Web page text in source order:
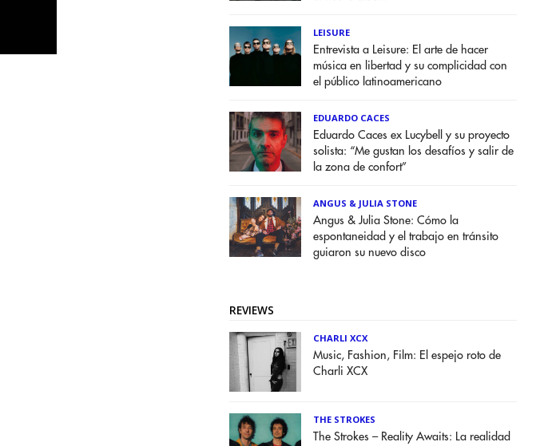
LEISURE
Entrevista a Leisure: El arte de hacer
música en libertad y su complicidad con
el público latinoamericano
EDUARDO CACES
Eduardo Caces ex Lucybell y su proyecto
solista: “Me gustan los desafíos y salir de
la zona de confort”
ANGUS & JULIA STONE
Angus & Julia Stone: Cómo la
espontaneidad y el trabajo en tránsito
guiaron su nuevo disco
REVIEWS
CHARLI XCX
Music, Fashion, Film: El espejo roto de
Charli XCX
THE STROKES
The Strokes – Reality Awaits: La realidad